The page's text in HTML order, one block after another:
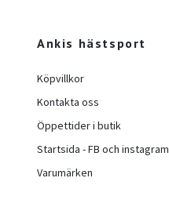
Ankis hästsport
Köpvillkor
Kontakta oss
Öppettider i butik
Startsida - FB och instagram
Varumärken